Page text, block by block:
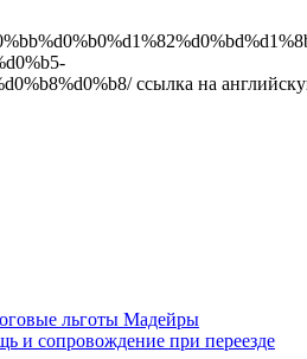
ссылка на
льготы Мадейры
сопровождение при переезде